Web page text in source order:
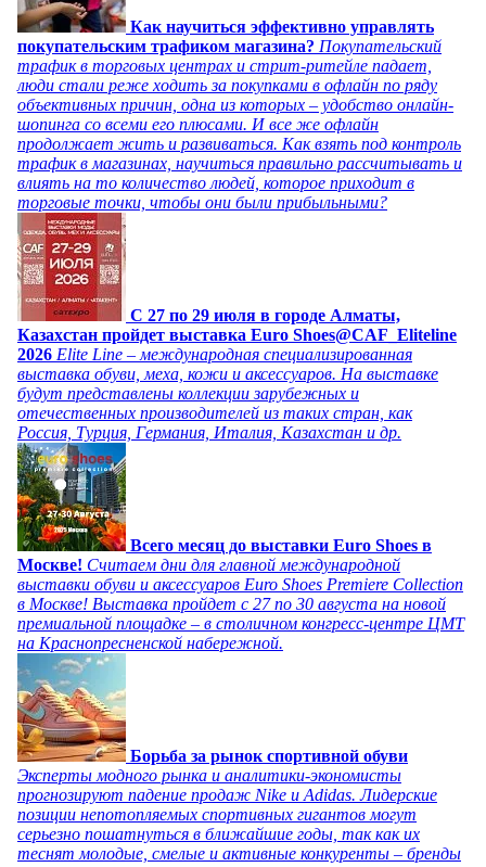
Как научиться эффективно управлять
покупательским трафиком магазина? Покупательский
трафик в торговых центрах и стрит-ритейле падает,
люди стали реже ходить за покупками в офлайн по ряду
объективных причин, одна из которых – удобство онлайн-
шопинга со всеми его плюсами. И все же офлайн
продолжает жить и развиваться. Как взять под контроль
трафик в магазинах, научиться правильно рассчитывать и
влиять на то количество людей, которое приходит в
торговые точки, чтобы они были прибыльными?
C 27 по 29 июля в городе Алматы,
Казахстан пройдет выставка Euro Shoes@CAF_Eliteline
2026 Elite Line – международная специализированная
выставка обуви, меха, кожи и аксессуаров. На выставке
будут представлены коллекции зарубежных и
отечественных производителей из таких стран, как
Россия, Турция, Германия, Италия, Казахстан и др.
Всего месяц до выставки Euro Shoes в
Москве! Считаем дни для главной международной
выставки обуви и аксессуаров Euro Shoes Premiere Collection
в Москве! Выставка пройдет с 27 по 30 августа на новой
премиальной площадке – в столичном конгресс-центре ЦМТ
на Краснопресненской набережной.
Борьба за рынок спортивной обуви
Эксперты модного рынка и аналитики-экономисты
прогнозируют падение продаж Nike и Adidas. Лидерские
позиции непотопляемых спортивных гигантов могут
серьезно пошатнуться в ближайшие годы, так как их
теснят молодые, смелые и активные конкуренты – бренды